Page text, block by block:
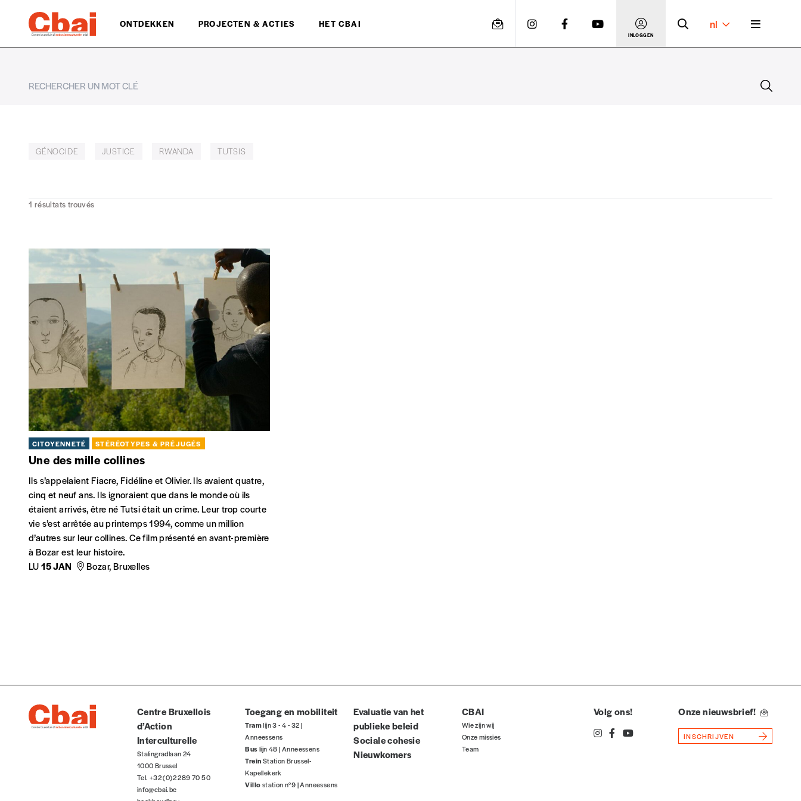
ONTDEKKEN PROJECTEN & ACTIES HET CBAI
INLOGGEN
nl
GÉNOCIDE JUSTICE RWANDA TUTSIS
1 résultats trouvés
CITOYENNETÉ STÉRÉOTYPES & PRÉJUGÉS
Une des mille collines
Ils s’appelaient Fiacre, Fidéline et Olivier. Ils avaient quatre,
cinq et neuf ans. Ils ignoraient que dans le monde où ils
étaient arrivés, être né Tutsi était un crime. Leur trop courte
vie s’est arrêtée au printemps 1994, comme un million
d’autres sur leur collines. Ce film présenté en avant-première
à Bozar est leur histoire.
LU15 JAN Bozar, Bruxelles
Centre Bruxellois
d’Action
Interculturelle
Stalingradlaan 24
1000 Brussel
Tel. +32 (0)2 289 70 50
info@cbai.be
Toegang en mobiliteit
Tramlijn 3 - 4 - 32 |
Anneessens
Buslijn 48 | Anneessens
TreinStation Brussel-
Kapellekerk
Villostation n°9 | Anneessens
Evaluatie van het
publieke beleid
Sociale cohesie
Nieuwkomers
CBAI
Wie zijn wij
Onze missies
Team
Volg ons! Onze nieuwsbrief!
INSCHRIJVEN